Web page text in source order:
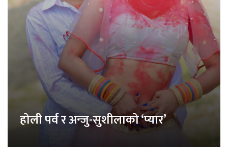
होली पर्व र अन्जु-सुशीलाको ‘प्यार’